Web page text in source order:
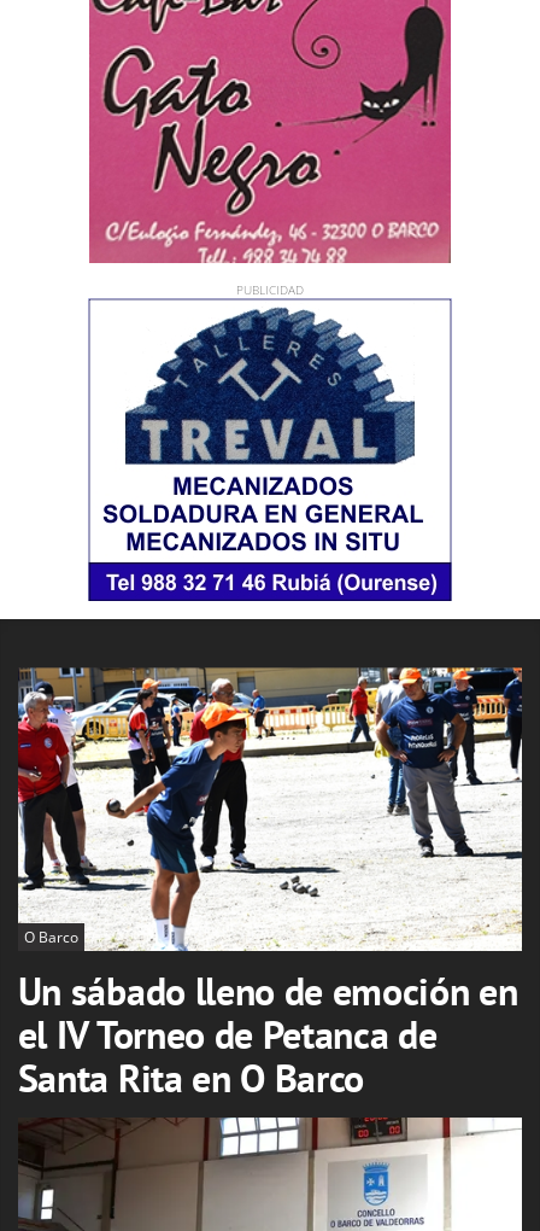
O Barco
Un sábado lleno de emoción en
el IV Torneo de Petanca de
Santa Rita en O Barco